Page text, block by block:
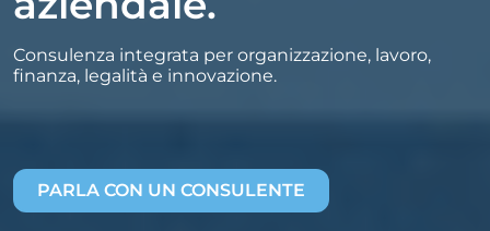
Consulenza integrata per organizzazione, lavoro,
finanza, legalità e innovazione.
PARLA CON UN CONSULENTE